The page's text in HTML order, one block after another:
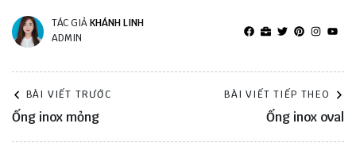
TÁC GIẢKHÁNH LINH
ADMIN
BÀI VIẾT TRƯỚC
Ống inox mỏng
BÀI VIẾT TIẾP THEO
Ống inox oval